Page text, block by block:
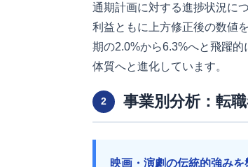
通期計画に対する進捗状況に
利益ともに上方修正後の数値
期の2.0%から6.3%へと飛躍
体質へと進化しています。
2 事業別分析：転
映画・演劇の伝統的強み